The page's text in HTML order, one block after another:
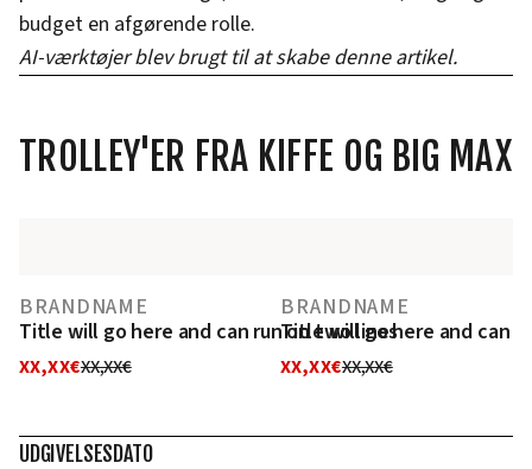
budget en afgørende rolle.
AI-værktøjer blev brugt til at skabe denne artikel.
TROLLEY'ER FRA KIFFE OG BIG MAX
BRANDNAME
Title will go here and can run on two lines
XX,XX€XX,XX€
BRANDNAME
Title will go here and can
XX,XX€XX,XX€
UDGIVELSESDATO